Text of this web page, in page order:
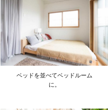
ベッドを並べてベッドルーム
に。